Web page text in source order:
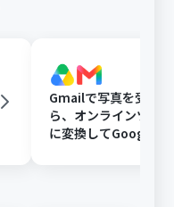
Gmailで写真を受け
ら、オンラインツー
に変換してGoogle